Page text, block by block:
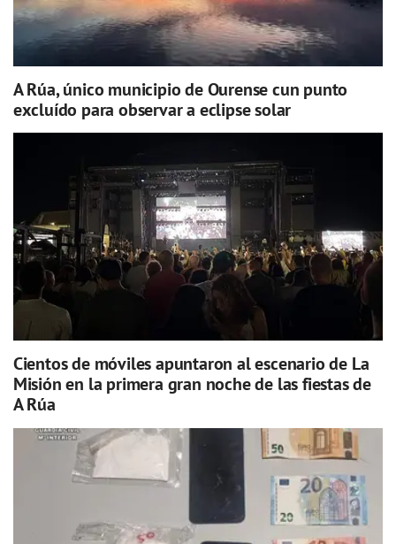
A Rúa, único municipio de Ourense cun punto
excluído para observar a eclipse solar
Cientos de móviles apuntaron al escenario de La
Misión en la primera gran noche de las fiestas de
A Rúa